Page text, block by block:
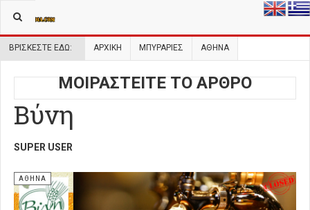
ΒΡΊΣΚΕΣΤΕ ΕΔΏ: ΑΡΧΙΚΉ ΜΠΥΡΑΡΙΕΣ ΑΘΗΝΑ
ΜΟΙΡΑΣΤΕΙΤΕ ΤΟ ΑΡΘΡΟ
Βύνη
SUPER USER
ΑΘΉΝΑ